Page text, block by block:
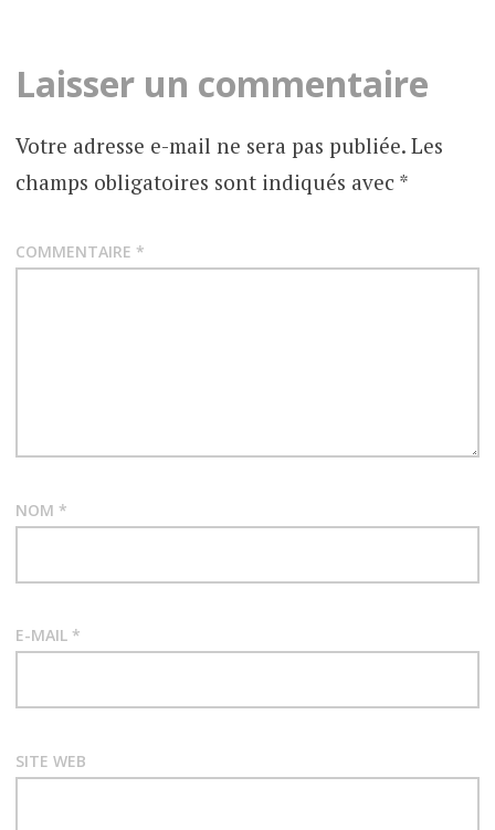
Laisser un commentaire
Votre adresse e-mail ne sera pas publiée. Les
champs obligatoires sont indiqués avec *
COMMENTAIRE *
NOM *
E-MAIL *
SITE WEB